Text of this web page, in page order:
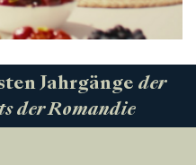
Jahrgänge der
der Romandie